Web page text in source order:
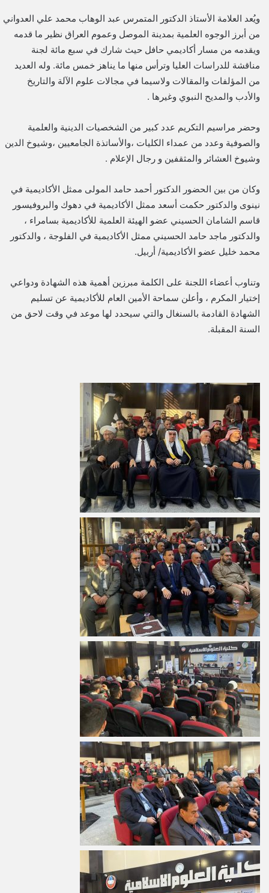
ويُعد العلامة الأستاذ الدكتور المتمرس عبد الوهاب محمد علي العدواني
من أبرز الوجوه العلمية بمدينة الموصل وعموم العراق نظير ما قدمه
ويقدمه من مسار أكاديمي حافل حيث شارك في سبع مائة لجنة
مناقشة للدراسات العليا وترأس منها ما يناهز خمس مائة. وله العديد
من المؤلفات والمقالات ولاسيما في مجالات علوم الآلة والتاريخ
والأدب والمديح النبوي وغيرها .
وحضر مراسيم التكريم عدد كبير من الشخصيات الدينية والعلمية
والصوفية وعدد من عمداء الكليات ،والأساتذة الجامعيين ،وشيوخ الدين
وشيوخ العشائر والمثقفين و رجال الإعلام .
وكان من بين الحضور الدكتور أحمد حامد المولى ممثل الأكاديمية في
نينوى والدكتور حكمت أسعد ممثل الأكاديمية في دهوك والبروفيسور
قاسم الشامان الحسيني عضو الهيئة العلمية للأكاديمية بسامراء ،
والدكتور ماجد حامد الحسيني ممثل الأكاديمية في الفلوجة ، والدكتور
محمد خليل عضو الأكاديمية/ أربيل.
وتناوب أعضاء اللجنة على الكلمة مبرزين أهمية هذه الشهادة ودواعي
إختيار المكرم ، وأعلن سماحة الأمين العام للأكاديمية عن تسليم
الشهادة القادمة بالسنغال والتي سيحدد لها موعد في وقت لاحق من
السنة المقبلة.